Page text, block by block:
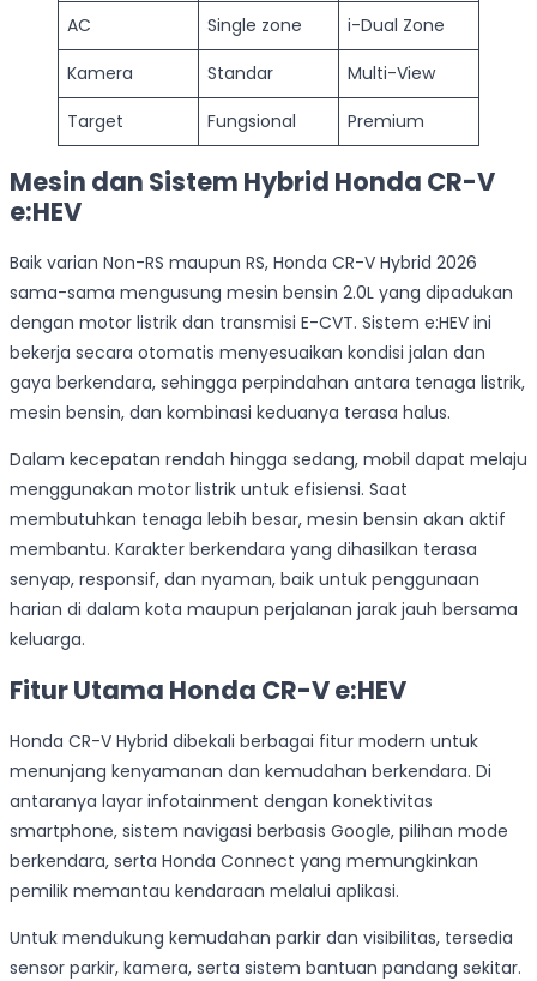
AC
Single zone
i-Dual Zone
Kamera
Standar
Multi-View
Target
Fungsional Premium
Mesin dan Sistem Hybrid Honda CR-V
e:HEV
Baik varian Non-RS maupun RS, Honda CR-V Hybrid 2026
sama-sama mengusung mesin bensin 2.0L yang dipadukan
dengan motor listrik dan transmisi E-CVT. Sistem e:HEV ini
bekerja secara otomatis menyesuaikan kondisi jalan dan
gaya berkendara, sehingga perpindahan antara tenaga listrik,
mesin bensin, dan kombinasi keduanya terasa halus.
Dalam kecepatan rendah hingga sedang, mobil dapat melaju
menggunakan motor listrik untuk efisiensi. Saat
membutuhkan tenaga lebih besar, mesin bensin akan aktif
membantu. Karakter berkendara yang dihasilkan terasa
senyap, responsif, dan nyaman, baik untuk penggunaan
harian di dalam kota maupun perjalanan jarak jauh bersama
keluarga.
Fitur Utama Honda CR-V e:HEV
Honda CR-V Hybrid dibekali berbagai fitur modern untuk
menunjang kenyamanan dan kemudahan berkendara. Di
antaranya layar infotainment dengan konektivitas
smartphone, sistem navigasi berbasis Google, pilihan mode
berkendara, serta Honda Connect yang memungkinkan
pemilik memantau kendaraan melalui aplikasi.
Untuk mendukung kemudahan parkir dan visibilitas, tersedia
sensor parkir, kamera, serta sistem bantuan pandang sekitar.